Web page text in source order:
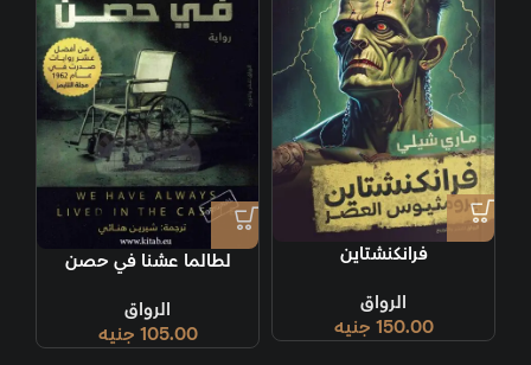
فرانكنشتاين
الرواق
150.00 جنيه
لطالما عشنا في حصن
الرواق
105.00 جنيه